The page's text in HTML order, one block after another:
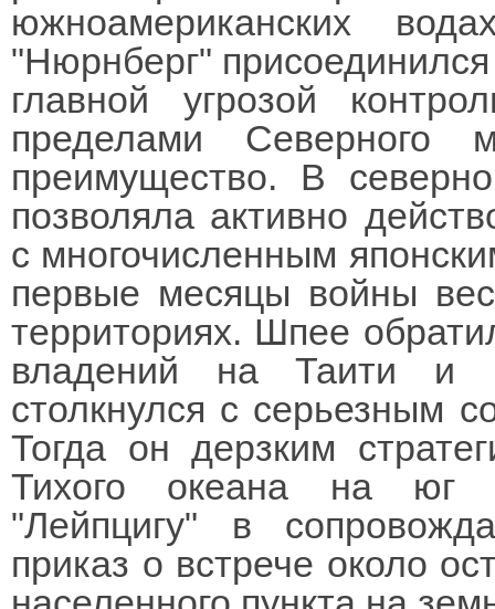
южноамериканских
"Нюрнберг"
главной угрозой
пределами Северного
преимущество. В
позволяла активно
с многочисленным
первые месяцы войны
территориях. Шпее
владений на Таити и
столкнулся с серьезным
Тогда он дерзким
Тихого океана на юг
"Лейпцигу" в
приказ о встрече около